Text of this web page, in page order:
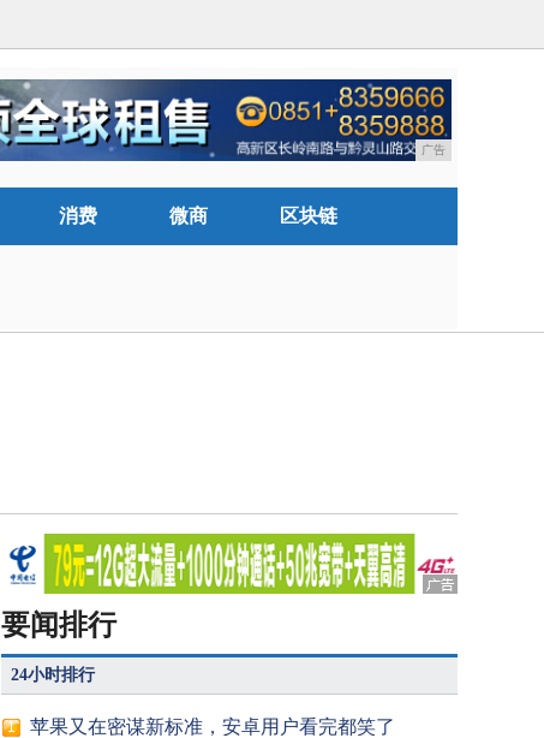
广告
消费 微商 区块链
要闻排行
24小时排行
1 苹果又在密谋新标准，安卓用户看完都笑了